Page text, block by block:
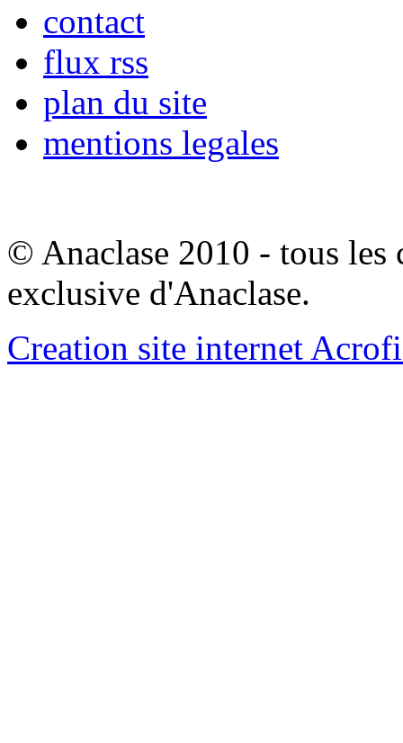
contact
flux rss
plan du site
mentions legales
© Anaclase 2010 - tous les
exclusive d'Anaclase.
Creation site internet